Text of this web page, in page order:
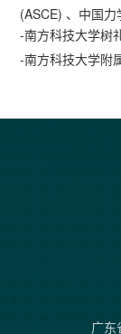
(ASCE) 、中国
-南方科技大学树
-南方科技大学附
广